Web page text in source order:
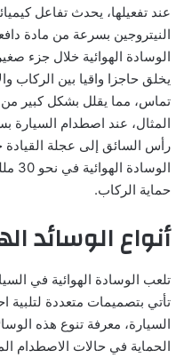
عند تفعيلها، يحدث تفاعل
النيتروجين بسرعة من مادة
الوسادة الهوائية خلال جزء
يخلق حاجزا واقيا بين الركاب
تماس، مما يقلل بشكل كبير
حماية الركاب.
أنواع الوسائد
تلعب الوسادة الهوائية في
تأتي بتصميمات متعددة لتلبية
السيارة، معرفة تنوع هذه
الحماية في حالات الاصطدام